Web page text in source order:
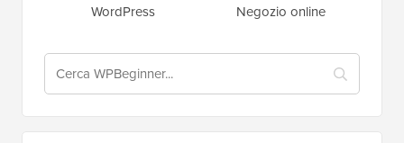
WordPress
Negozio online